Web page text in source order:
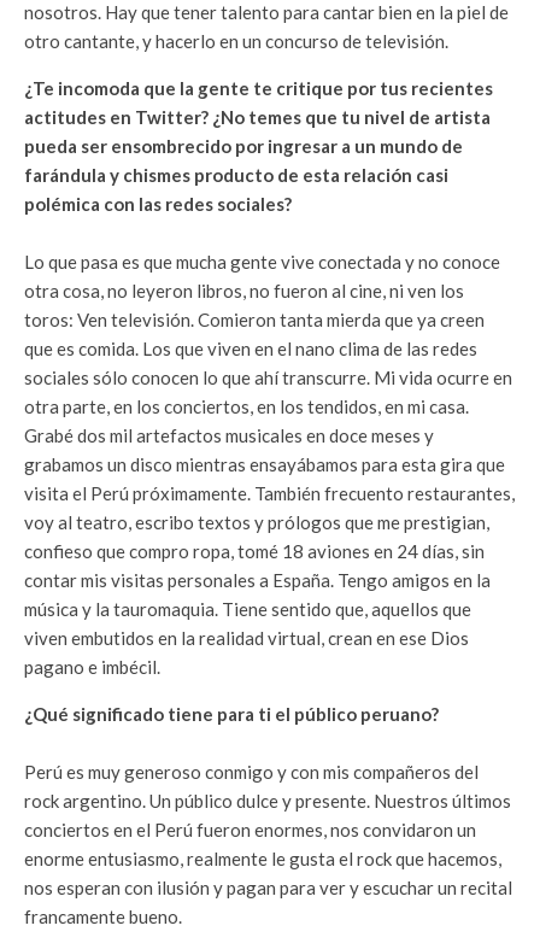
nosotros. Hay que tener talento para cantar bien en la piel de
otro cantante, y hacerlo en un concurso de televisión.
¿Te incomoda que la gente te critique por tus recientes
actitudes en Twitter? ¿No temes que tu nivel de artista
pueda ser ensombrecido por ingresar a un mundo de
farándula y chismes producto de esta relación casi
polémica con las redes sociales?
Lo que pasa es que mucha gente vive conectada y no conoce
otra cosa, no leyeron libros, no fueron al cine, ni ven los
toros: Ven televisión. Comieron tanta mierda que ya creen
que es comida. Los que viven en el nano clima de las redes
sociales sólo conocen lo que ahí transcurre. Mi vida ocurre en
otra parte, en los conciertos, en los tendidos, en mi casa.
Grabé dos mil artefactos musicales en doce meses y
grabamos un disco mientras ensayábamos para esta gira que
visita el Perú próximamente. También frecuento restaurantes,
voy al teatro, escribo textos y prólogos que me prestigian,
confieso que compro ropa, tomé 18 aviones en 24 días, sin
contar mis visitas personales a España. Tengo amigos en la
música y la tauromaquia. Tiene sentido que, aquellos que
viven embutidos en la realidad virtual, crean en ese Dios
pagano e imbécil.
¿Qué significado tiene para ti el público peruano?
Perú es muy generoso conmigo y con mis compañeros del
rock argentino. Un público dulce y presente. Nuestros últimos
conciertos en el Perú fueron enormes, nos convidaron un
enorme entusiasmo, realmente le gusta el rock que hacemos,
nos esperan con ilusión y pagan para ver y escuchar un recital
francamente bueno.